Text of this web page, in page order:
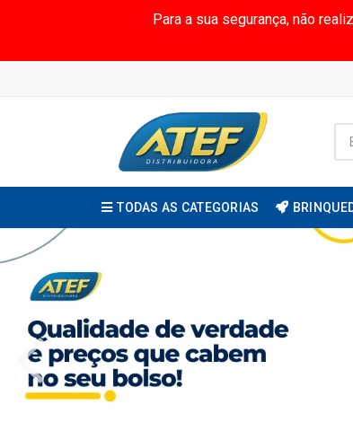
Para a sua segurança, não
TODAS AS CATEGORIAS